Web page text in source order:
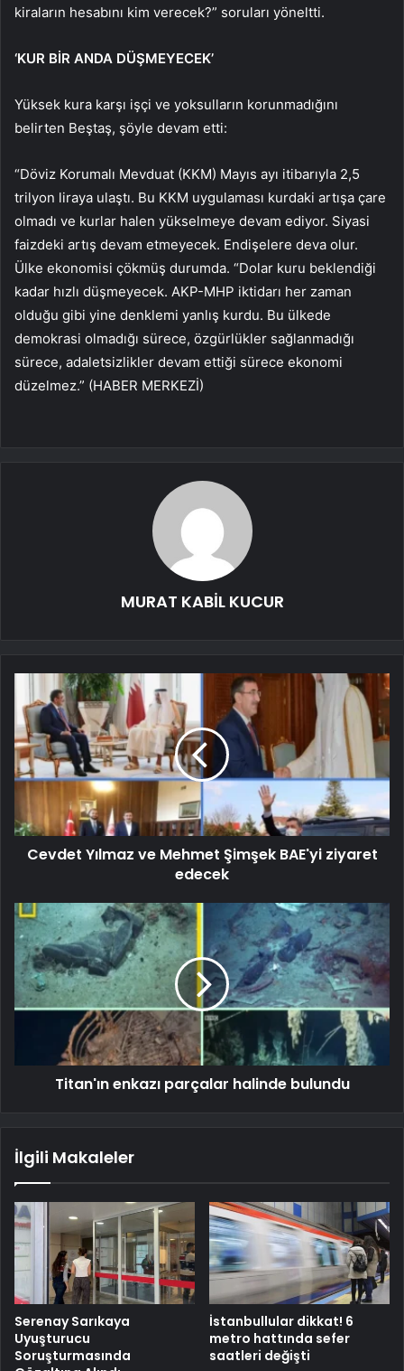
kiraların hesabını kim verecek?” soruları yöneltti.
‘KUR BİR ANDA DÜŞMEYECEK’
Yüksek kura karşı işçi ve yoksulların korunmadığını
belirten Beştaş, şöyle devam etti:
“Döviz Korumalı Mevduat (KKM) Mayıs ayı itibarıyla 2,5
trilyon liraya ulaştı. Bu KKM uygulaması kurdaki artışa çare
olmadı ve kurlar halen yükselmeye devam ediyor. Siyasi
faizdeki artış devam etmeyecek. Endişelere deva olur.
Ülke ekonomisi çökmüş durumda. “Dolar kuru beklendiği
kadar hızlı düşmeyecek. AKP-MHP iktidarı her zaman
olduğu gibi yine denklemi yanlış kurdu. Bu ülkede
demokrasi olmadığı sürece, özgürlükler sağlanmadığı
sürece, adaletsizlikler devam ettiği sürece ekonomi
düzelmez.” (HABER MERKEZİ)
MURAT KABİL KUCUR
Cevdet Yılmaz ve Mehmet Şimşek BAE'yi ziyaret
edecek
Titan'ın enkazı parçalar halinde bulundu
İlgili Makaleler
Serenay Sarıkaya
Uyuşturucu
Soruşturmasında
İstanbullular dikkat! 6
metro hattında sefer
saatleri değişti